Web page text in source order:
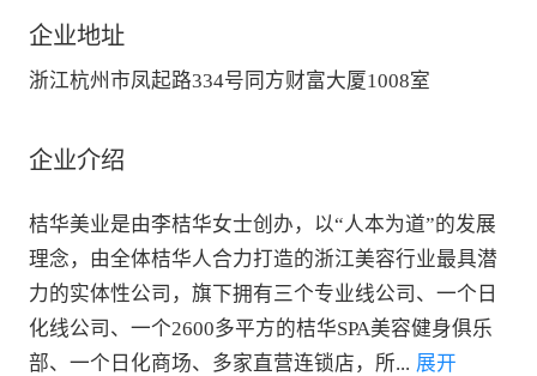
企业地址
浙江杭州市凤起路334号同方财富大厦1008室
企业介绍
桔华美业是由李桔华女士创办，以“人本为道”的发展
理念，由全体桔华人合力打造的浙江美容行业最具潜
力的实体性公司，旗下拥有三个专业线公司、一个日
化线公司、一个2600多平方的桔华SPA美容健身俱乐
部、一个日化商场、多家直营连锁店，所... 展开